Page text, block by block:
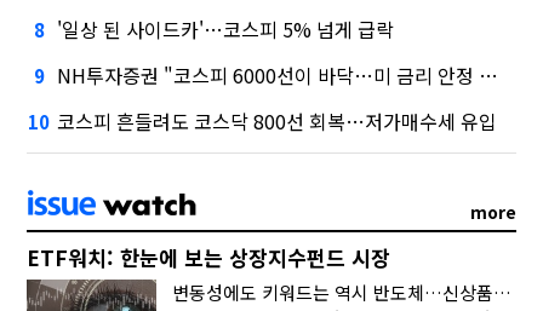
8 '일상 된 사이드카'…코스피 5% 넘게 급락
9 NH투자증권 "코스피 6000선이 바닥…미 금리 안정 후 추가 회복"
10 코스피 흔들려도 코스닥 800선 회복…저가매수세 유입
more
ETF워치: 한눈에 보는 상장지수펀드 시장
변동성에도 키워드는 역시 반도체…신상품은 우주·방산